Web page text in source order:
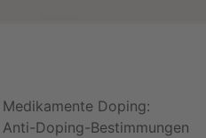
Doping:
Doping-Bestimmungen